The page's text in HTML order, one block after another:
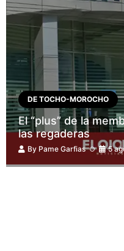
DE TOCHO-MOROCHO
El “plus” de la
las regaderas
By Pame Garfias 5